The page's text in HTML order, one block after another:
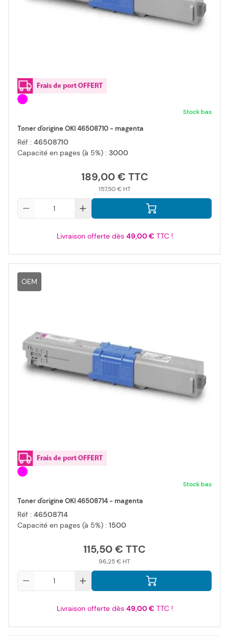
Stock bas
Toner d'origine OKI 46508710 - magenta
Réf : 46508710
Capacité en pages (à 5%) : 3000
189,00 €
157,50 €
Livraison offerte dès 49,00 €TTC !
OEM
Stock bas
Toner d'origine OKI 46508714 - magenta
Réf : 46508714
Capacité en pages (à 5%) : 1500
115,50 €
96,25 €
Livraison offerte dès 49,00 €TTC !